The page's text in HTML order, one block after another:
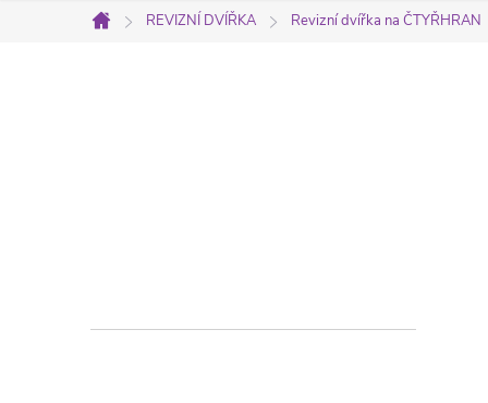
Domů
REVIZNÍ DVÍŘKA Revizní dvířka na ČTYŘHRAN
r